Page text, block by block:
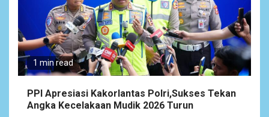
1 min read
PPI Apresiasi Kakorlantas Polri,Sukses Tekan
Angka Kecelakaan Mudik 2026 Turun